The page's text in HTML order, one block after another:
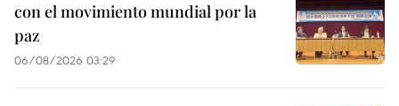
con el movimiento mundial por la
paz
06/08/2026 03:29